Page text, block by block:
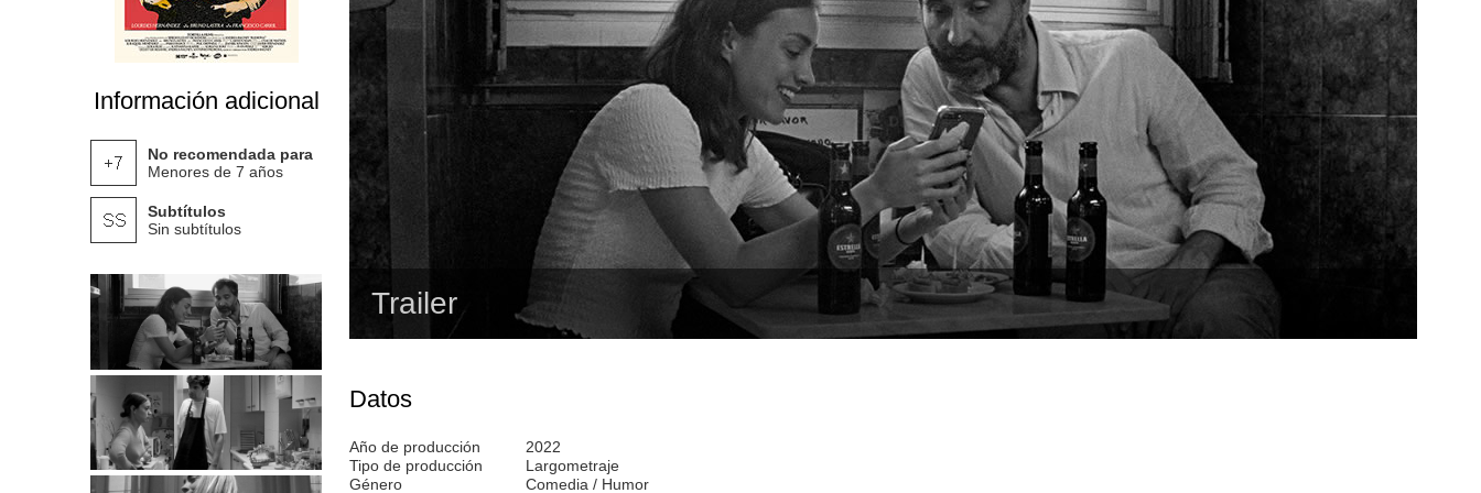
Información adicional
No recomendada para
Menores de 7 años
Subtítulos
Sin subtítulos
Trailer
Datos
Año de producción
2022
Tipo de producción
Largometraje
Género
Comedia / Humor